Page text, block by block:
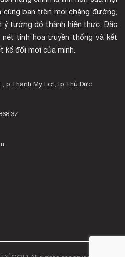
bạn trên mọi chặng đường,
ý tưởng đó thành hiện thực. Đặc
tinh hoa truyền thống và kết
kế đổi mới của mình.
, p Thạnh Mỹ Lợi, tp Thủ Đức